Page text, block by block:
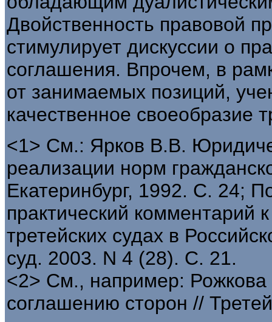
Двойственность правовой
стимулирует дискуссии о
соглашения. Впрочем, в
от занимаемых позиций,
качественное своеобразие
<1> См.: Ярков В.В.
реализации норм
Екатеринбург, 1992. С. 24;
практический комментарий
третейских судах в
суд. 2003. N 4 (28). С. 21.
<2> См., например:
соглашению сторон //